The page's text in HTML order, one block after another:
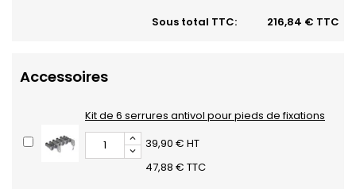
Sous total TTC:
216,84 € TTC
Accessoires
Kit de 6 serrures antivol pour pieds de fixations
39,90 € HT
47,88 € TTC